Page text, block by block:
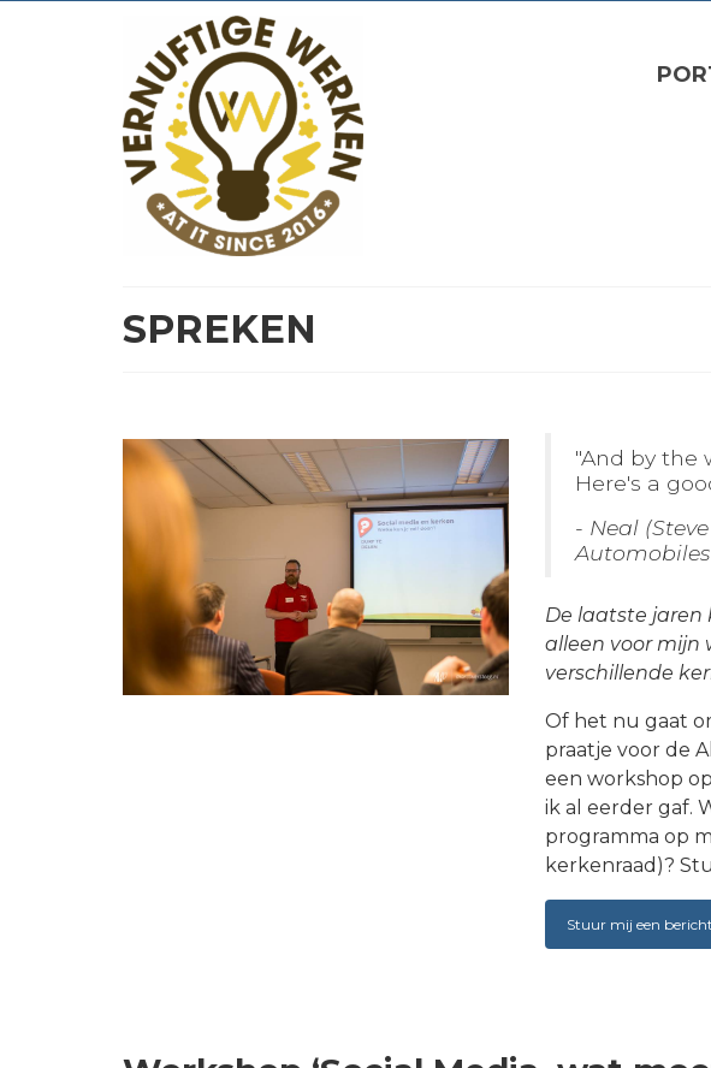
SPREKEN
"And by the
Here's a
- Neal
De laatste jaren
alleen voor mijn
verschillende
Of het nu gaat
praatje voor de
een workshop
ik al eerder gaf.
programma op
kerkenraad)?
Stuur mij een bericht